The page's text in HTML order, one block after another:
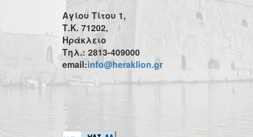
Αγίου Τίτου 1,
Τ.Κ. 71202,
Ηράκλειο
Τηλ.: 2813-409000
email:info@heraklion.gr